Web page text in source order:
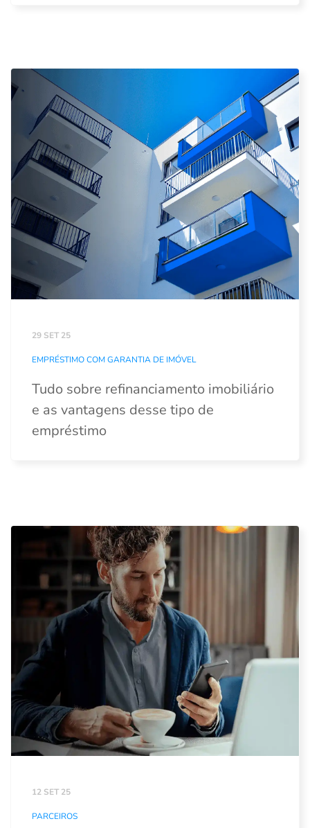
29 SET 25
EMPRÉSTIMO COM GARANTIA DE IMÓVEL
Tudo sobre refinanciamento imobiliário
e as vantagens desse tipo de
empréstimo
12 SET 25
PARCEIROS